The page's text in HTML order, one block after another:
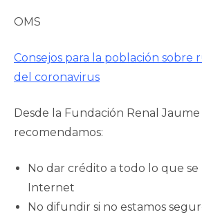
OMS
Consejos para la población sobre
del coronavirus
Desde la Fundación Renal
recomendamos:
No dar crédito a todo lo que
Internet
No difundir si no estamos